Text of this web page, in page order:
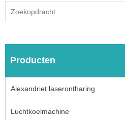
Producten
Alexandriet laserontharing
Luchtkoelmachine